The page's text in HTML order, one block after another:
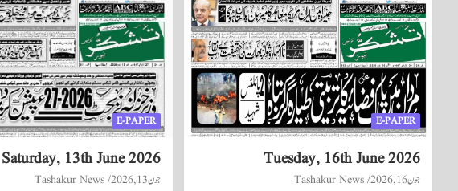
E-PAPER
Tuesday, 16th June 2026
جون 16, 2026 Tashakur News
E-PAPER
Saturday, 13th June 2026
جون 13, 2026 Tashakur News